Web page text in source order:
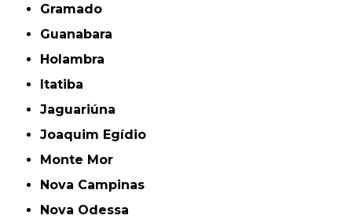
Gramado
Guanabara
Holambra
Itatiba
Jaguariúna
Joaquim Egídio
Monte Mor
Nova Campinas
Nova Odessa